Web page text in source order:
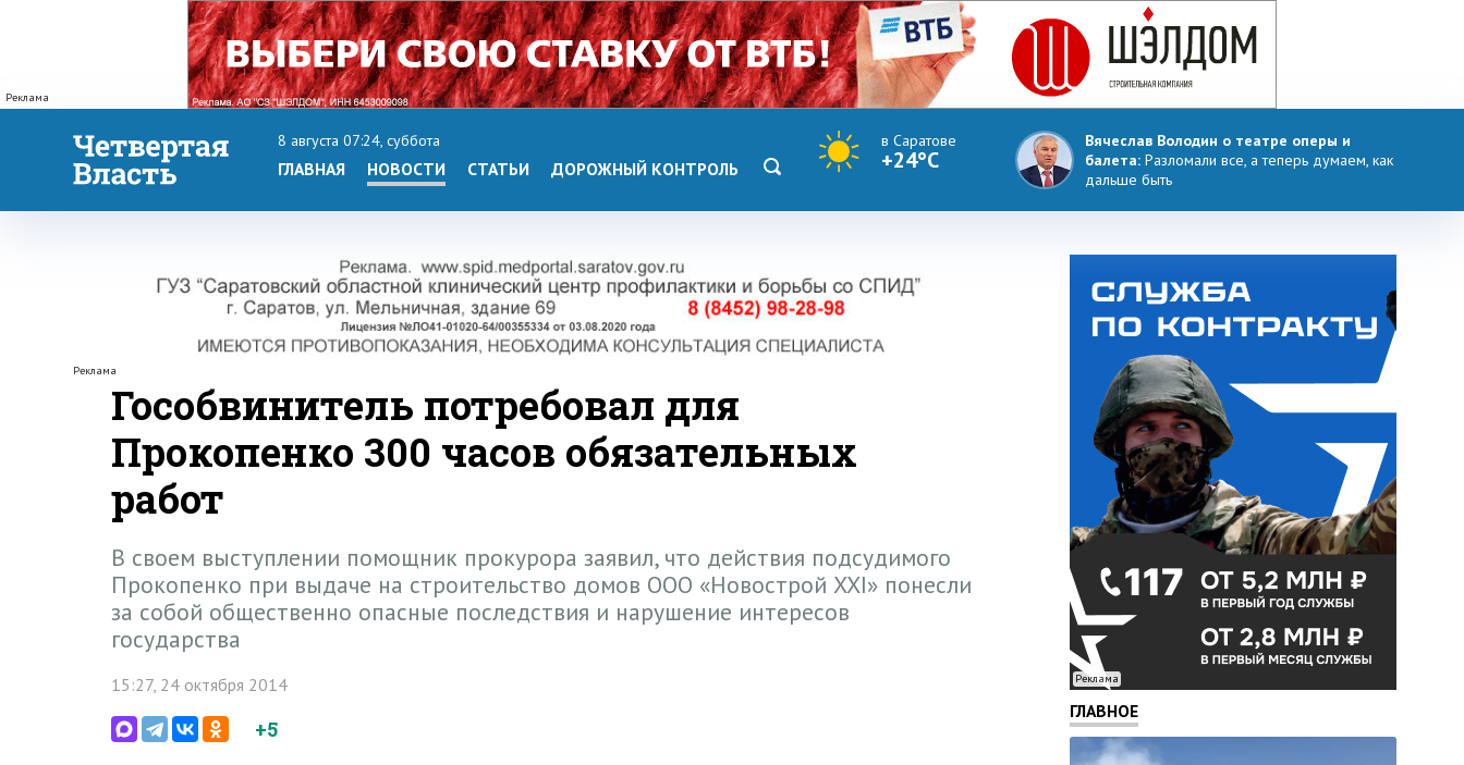
Реклама
8 августа 07:24, суббота
ГЛАВНАЯ НОВОСТИ СТАТЬИ ДОРОЖНЫЙ КОНТРОЛЬ
в Саратове
+24°C
Вячеслав Володин о театре оперы и
балета: Разломали все, а теперь думаем, как
дальше быть
Реклама
Гособвинитель потребовал для
Прокопенко 300 часов обязательных
работ
В своем выступлении помощник прокурора заявил, что действия подсудимого
Прокопенко при выдаче на строительство домов ООО «Новострой XXI» понесли
за собой общественно опасные последствия и нарушение интересов
государства
15:27, 24 октября 2014
+5
Реклама
ГЛАВНОЕ